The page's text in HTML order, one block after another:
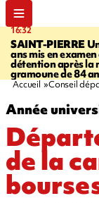
16:32
SAINT-PIERRE
ans mis en
détention après la
gramoune de 84
Accueil Conseil
Année
de la